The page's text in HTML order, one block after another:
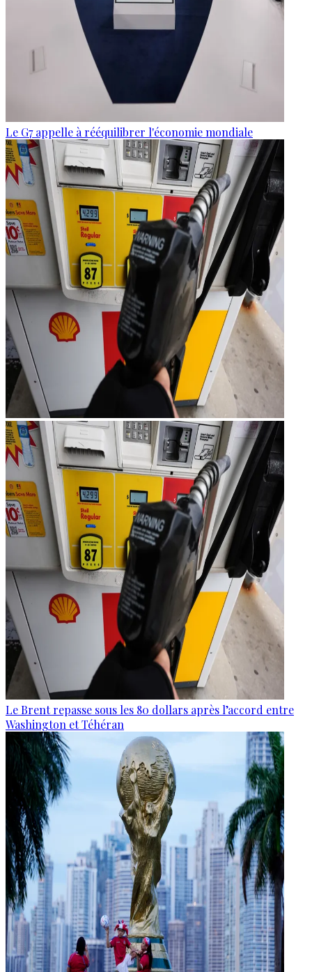
Le G7 appelle à rééquilibrer l'économie mondiale
Le Brent repasse sous les 80 dollars après l’accord entre
Washington et Téhéran